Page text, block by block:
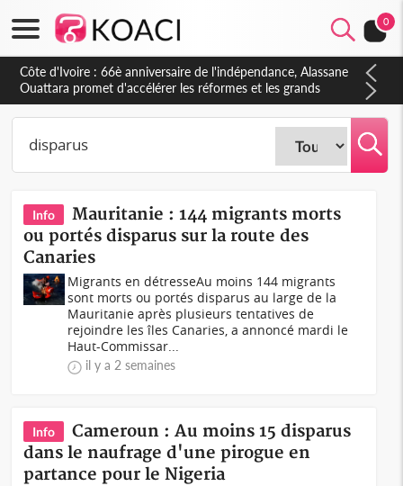
0
Côte d'Ivoire : À Abidjan, Amadou Oury Bah admire le modèle
ivoirien et veut s'en inspirer pour accélérer le développement
de la Guinée
Info
Mauritanie : 144 migrants morts
ou portés disparus sur la route des
Canaries
Migrants en détresseAu moins 144 migrants
sont morts ou portés disparus au large de la
Mauritanie après plusieurs tentatives de
rejoindre les îles Canaries, a annoncé mardi le
Haut-Commissar...
il y a 2 semaines
Info
Cameroun : Au moins 15 disparus
dans le naufrage d'une pirogue en
partance pour le Nigeria